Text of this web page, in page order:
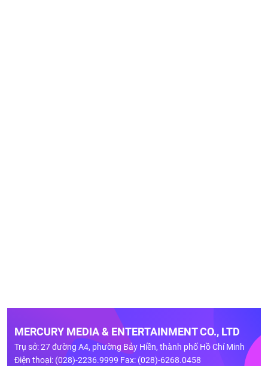
MERCURY MEDIA & ENTERTAINMENT CO., LTD
Trụ sở: 27 đường A4, phường Bảy Hiền, thành phố Hồ Chí Minh
Điện thoại: (028)-2236.9999 Fax: (028)-6268.0458